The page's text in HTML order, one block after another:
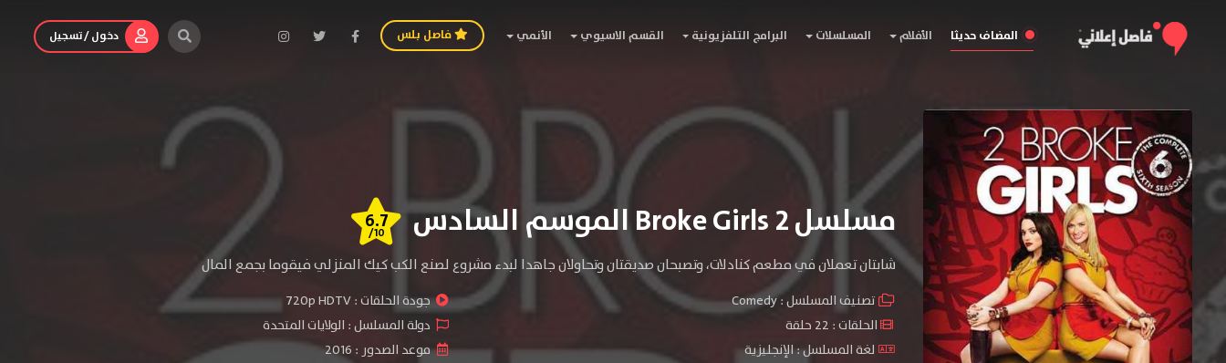
المضاف حديثا الأفلام المسلسلات البرامج التلفزيونية القسم الاسيوي الأنمي فاصل بلس دخول / تسجيل
مسلسل 2 Broke Girls الموسم السادس 6.7
/10
شابتان تعملان في مطعم كنادلات، وتصبحان صديقتان وتحاولان جاهدا لبدء مشروع لصنع الكب كيك المنزلي فيقوما بجمع المال
تصنيف المسلسل :Comedy جودة الحلقات :720p HDTV
الحلقات : 22 حلقة
دولة المسلسل : الولايات المتحدة
لغة المسلسل : الإنجليزية
موعد الصدور : 2016